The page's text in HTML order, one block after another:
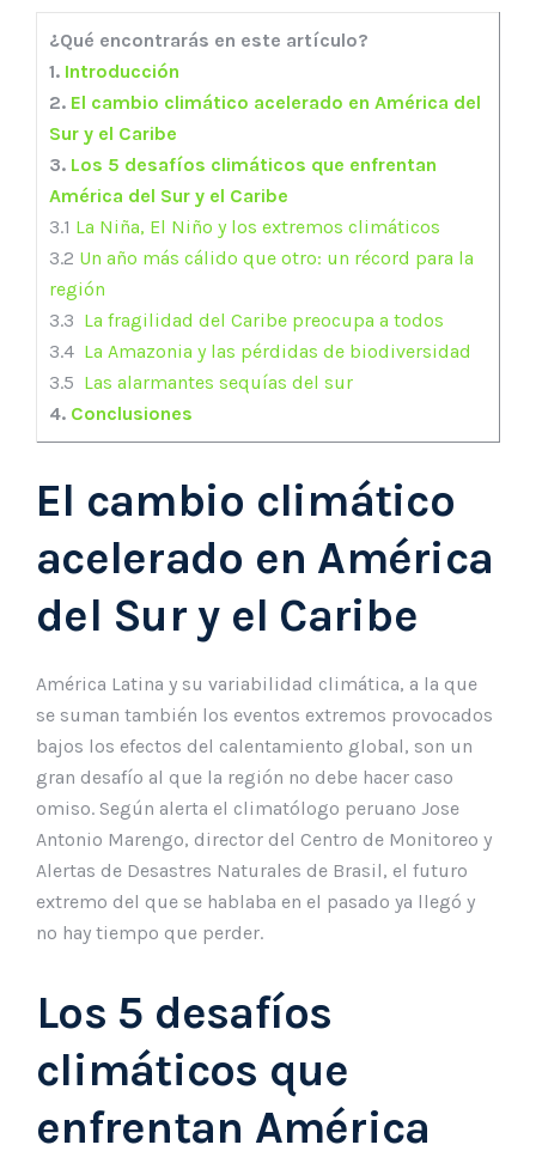
¿Qué encontrarás en este artículo?
1. Introducción
2. El cambio climático acelerado en América del
Sur y el Caribe
3. Los 5 desafíos climáticos que enfrentan
América del Sur y el Caribe
3.1 La Niña, El Niño y los extremos climáticos
3.2 Un año más cálido que otro: un récord para la
región
3.3 La fragilidad del Caribe preocupa a todos
3.4 La Amazonia y las pérdidas de biodiversidad
3.5 Las alarmantes sequías del sur
4. Conclusiones
El cambio climático
acelerado en América
del Sur y el Caribe
América Latina y su variabilidad climática, a la que
se suman también los eventos extremos provocados
bajos los efectos del calentamiento global, son un
gran desafío al que la región no debe hacer caso
omiso. Según alerta el climatólogo peruano Jose
Antonio Marengo, director del Centro de Monitoreo y
Alertas de Desastres Naturales de Brasil, el futuro
extremo del que se hablaba en el pasado ya llegó y
no hay tiempo que perder.
Los 5 desafíos
climáticos que
enfrentan América